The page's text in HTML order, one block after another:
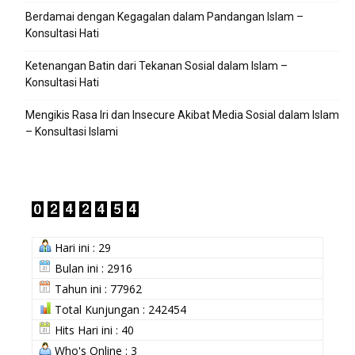
Berdamai dengan Kegagalan dalam Pandangan Islam –
Konsultasi Hati
Ketenangan Batin dari Tekanan Sosial dalam Islam –
Konsultasi Hati
Mengikis Rasa Iri dan Insecure Akibat Media Sosial dalam Islam
– Konsultasi Islami
Hari ini : 29
Bulan ini : 2916
Tahun ini : 77962
Total Kunjungan : 242454
Hits Hari ini : 40
Who's Online : 3